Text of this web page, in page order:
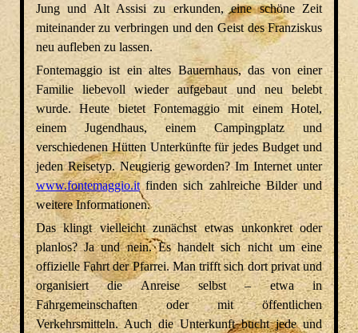
Jung und Alt Assisi zu erkunden, eine schöne Zeit
miteinander zu verbringen und den Geist des Franziskus
neu aufleben zu lassen.
Fontemaggio ist ein altes Bauernhaus, das von einer
Familie liebevoll wieder aufgebaut und neu belebt
wurde. Heute bietet Fontemaggio mit einem Hotel,
einem Jugendhaus, einem Campingplatz und
verschiedenen Hütten Unterkünfte für jedes Budget und
jeden Reisetyp. Neugierig geworden? Im Internet unter
www.fontemaggio.itfinden sich zahlreiche Bilder und
weitere Informationen.
Das klingt vielleicht zunächst etwas unkonkret oder
planlos? Ja und nein. Es handelt sich nicht um eine
offizielle Fahrt der Pfarrei. Man trifft sich dort privat und
organisiert die Anreise selbst – etwa in
Fahrgemeinschaften oder mit öffentlichen
Verkehrsmitteln. Auch die Unterkunft bucht jede und